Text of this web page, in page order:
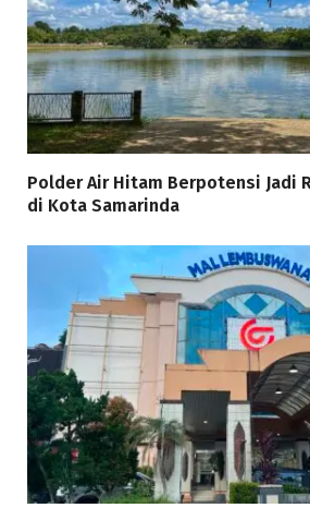
Polder Air Hitam Berpotensi Jadi
di Kota Samarinda